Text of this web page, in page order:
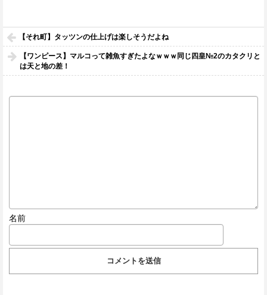
【それ町】タッツンの仕上げは楽しそうだよね
【ワンピース】マルコって雑魚すぎたよなｗｗｗ同じ四皇№2のカタクリと
は天と地の差！
名前